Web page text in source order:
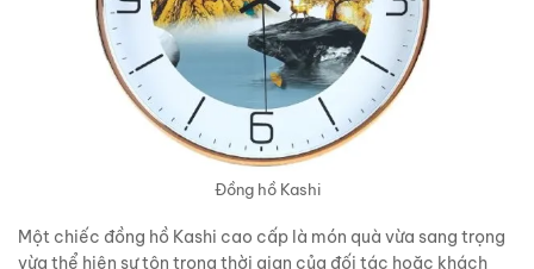
Đồng hồ Kashi
Một chiếc đồng hồ Kashi cao cấp là món quà vừa sang trọng
vừa thể hiện sự tôn trọng thời gian của đối tác hoặc khách